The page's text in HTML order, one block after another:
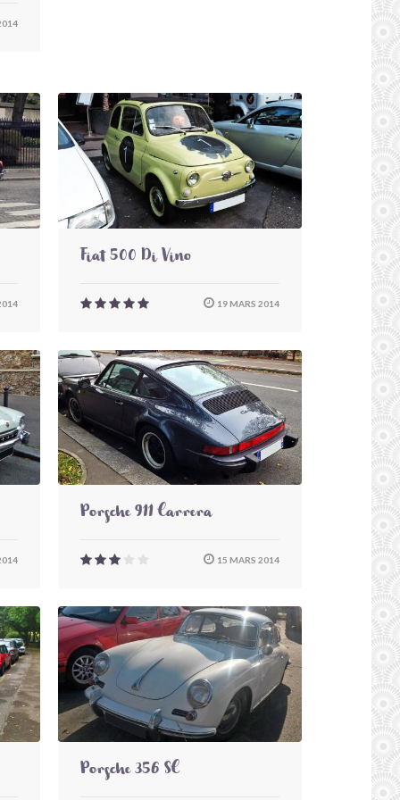
Fiat 500 Di Vino
19 MARS 2014
Porsche 911 Carrera
15 MARS 2014
Porsche 356 SC